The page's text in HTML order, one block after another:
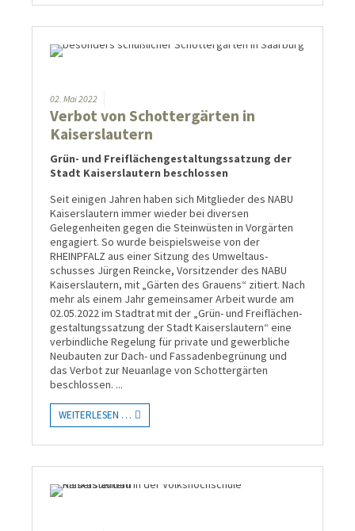
02. Mai 2022
Verbot von Schottergärten in
Kaiserslautern
Grün- und Freiflächengestaltungssatzung der
Stadt Kaiserslautern beschlossen
Seit einigen Jahren haben sich Mitglieder des NABU
Kaiserslautern immer wieder bei diversen
Gelegenheiten gegen die Steinwüsten in Vorgärten
engagiert. So wurde beispielsweise von der
RHEINPFALZ aus einer Sitzung des Umwelt­aus­
schusses Jürgen Reincke, Vorsitzender des NABU
Kaiserslautern, mit „Gärten des Grauens“ zitiert. Nach
mehr als einem Jahr gemeinsamer Arbeit wurde am
02.05.2022 im Stadtrat mit der „Grün- und Frei­flächen­
gestaltungs­satzung der Stadt Kaiserslautern“ eine
verbindliche Regelung für private und gewerbliche
Neubauten zur Dach- und Fassadenbegrünung und
das Verbot zur Neuanlage von Schottergärten
beschlossen. ...
WEITERLESEN …